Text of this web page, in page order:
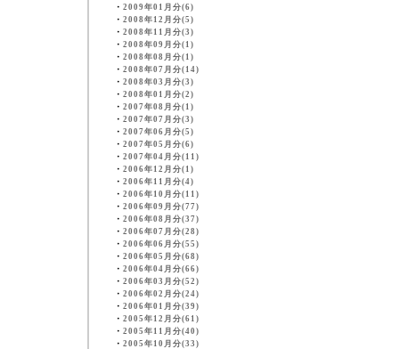
・ 2009年01月分(6)
・ 2008年12月分(5)
・ 2008年11月分(3)
・ 2008年09月分(1)
・ 2008年08月分(1)
・ 2008年07月分(14)
・ 2008年03月分(3)
・ 2008年01月分(2)
・ 2007年08月分(1)
・ 2007年07月分(3)
・ 2007年06月分(5)
・ 2007年05月分(6)
・ 2007年04月分(11)
・ 2006年12月分(1)
・ 2006年11月分(4)
・ 2006年10月分(11)
・ 2006年09月分(77)
・ 2006年08月分(37)
・ 2006年07月分(28)
・ 2006年06月分(55)
・ 2006年05月分(68)
・ 2006年04月分(66)
・ 2006年03月分(52)
・ 2006年02月分(24)
・ 2006年01月分(39)
・ 2005年12月分(61)
・ 2005年11月分(40)
・ 2005年10月分(33)